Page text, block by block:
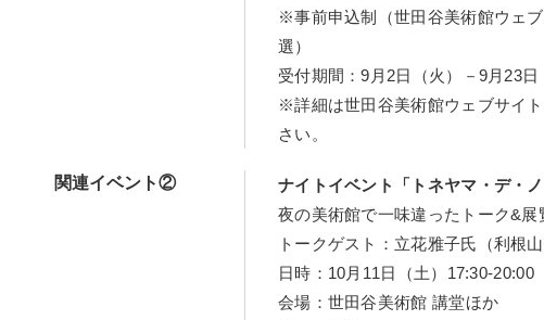
※事前申込制（世田谷美術館ウェ
選）
受付期間：9月2日（火）－9月23日
※詳細は世田谷美術館ウェブサイ
さい。
関連イベント②
ナイトイベント「トネヤマ・デ・ノ
夜の美術館で一味違ったトーク&展
トークゲスト：立花雅子氏（利根山
日時：10月11日（土）17:30-20:00
会場：世田谷美術館 講堂ほか